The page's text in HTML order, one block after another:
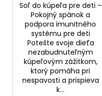
Soľ do kúpeľa pre deti –
Pokojný spánok a
podpora imunitného
systému pre deti
Potešte svoje dieťa
nezabudnuteľným
kúpeľovým zážitkom,
ktorý pomáha pri
nespavosti a prispieva
k...